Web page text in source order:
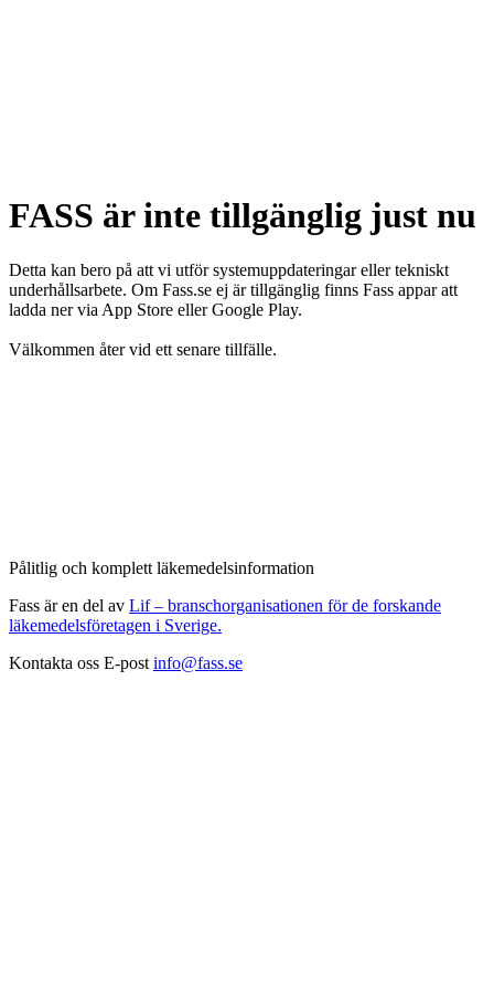
FASS är inte tillgänglig just nu
Detta kan bero på att vi utför systemuppdateringar eller tekniskt
underhållsarbete. Om Fass.se ej är tillgänglig finns Fass appar att
ladda ner via App Store eller Google Play.
Välkommen åter vid ett senare tillfälle.
Pålitlig och komplett läkemedelsinformation
Fass är en del av Lif – branschorganisationen för de forskande
läkemedelsföretagen i Sverige.
Kontakta oss E-post info@fass.se